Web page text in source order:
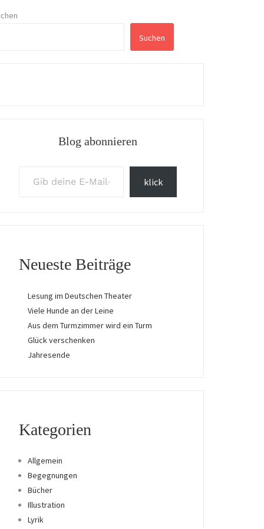
Suchen
Blog abonnieren
klick
Neueste Beiträge
Lesung im Deutschen Theater
Viele Hunde an der Leine
Aus dem Turmzimmer wird ein Turm
Glück verschenken
Jahresende
Kategorien
Allgemein
Begegnungen
Bücher
Illustration
Lyrik